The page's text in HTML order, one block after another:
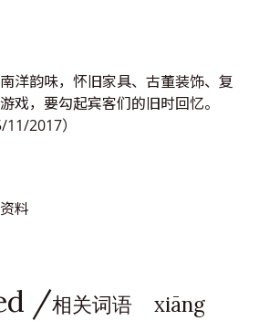
洋韵味，怀旧家具、古董装饰、复
戏，要勾起宾客们的旧时回忆。
11/2017）
料
/相关词语 xiāng